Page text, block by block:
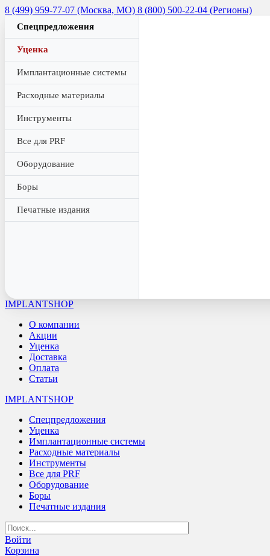
8 (499) 959-77-07 (Москва, МО) 8 (800) 500-22-04 (Регионы)
Спецпредложения
Уценка
Имплантационные системы
Расходные материалы
Инструменты
Все для PRF
Оборудование
Боры
Печатные издания
IMPLANTSHOP
О компании
Акции
Уценка
Доставка
Оплата
Статьи
IMPLANTSHOP
Спецпредложения
Уценка
Имплантационные системы
Расходные материалы
Инструменты
Все для PRF
Оборудование
Боры
Печатные издания
Войти
Корзина